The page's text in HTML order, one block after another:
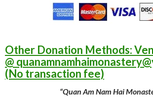
Other Donation Methods:
@
(No transaction fee)
“Quan Am Nam Hai